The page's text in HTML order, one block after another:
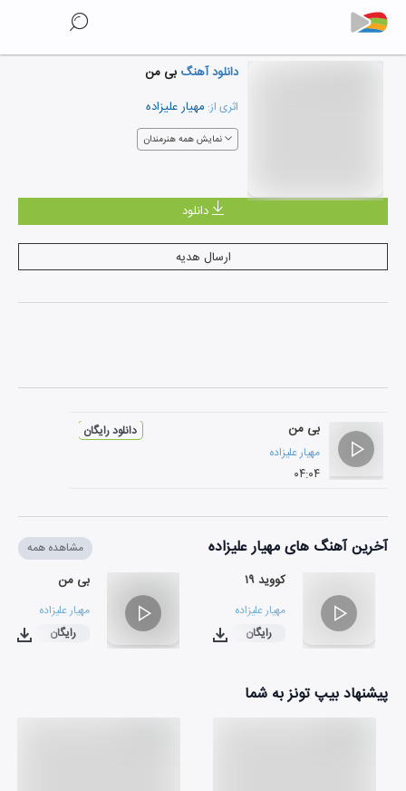
دانلود آهنگ بی من
اثری از: مهیار علیزاده
نمایش همه هنرمندان
دانلود
ارسال هدیه
بی من
مهیار علیزاده
۰۴:۰۴
دانلود رایگان
آخرین آهنگ های مهیار علیزاده مشاهده همه
کووید ۱۹
مهیار علیزاده
۰۲:۳۶
رایگان
بی من
مهیار علیزاده
۰۴:۰۴
رایگان
پیشنهاد بیپ تونز به شما